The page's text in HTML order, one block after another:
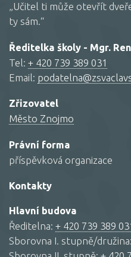
„Učitel ti může otevřít
ty sám.“
Ředitelka školy - Mgr.
Tel: + 420 739 389 031
Email:
Zřizovatel
Město Znojmo
Právní forma
příspěvková organizace
Kontakty
Hlavní budova
Ředitelna: + 420 739 389
Sborovna I. stupně/družina: